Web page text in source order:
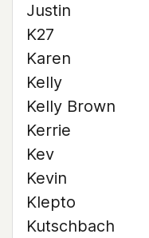
Justin
K27
Karen
Kelly
Kelly Brown
Kerrie
Kev
Kevin
Klepto
Kutschbach